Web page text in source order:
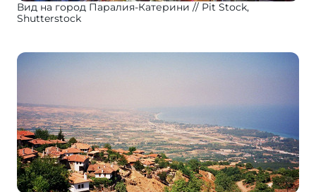
Вид на город Паралия-Катерини
Pit Stock,
Shutterstock